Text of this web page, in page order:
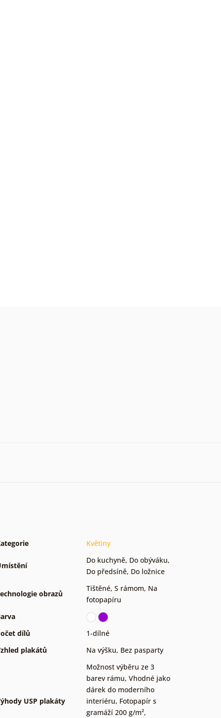
Květiny
Do kuchyně, Do obýváku,
Do předsíně, Do ložnice
obrazů
Tištěné, S rámom, Na
fotopapíru
dílů
1-dílné
plakátů
Na výšku, Bez pasparty
USP plakáty
Možnost výběru ze 3
barev rámu, Vhodné jako
dárek do moderního
interiéru, Fotopapír s
gramáží 200 g/m²,